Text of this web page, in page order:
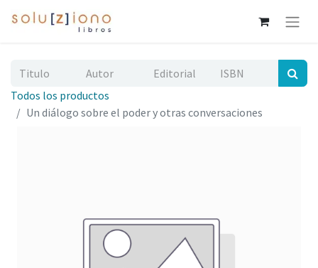
Todos los productos
Un diálogo sobre el poder y otras conversaciones